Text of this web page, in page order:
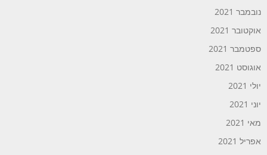
נובמבר 2021
אוקטובר 2021
ספטמבר 2021
אוגוסט 2021
יולי 2021
יוני 2021
מאי 2021
אפריל 2021